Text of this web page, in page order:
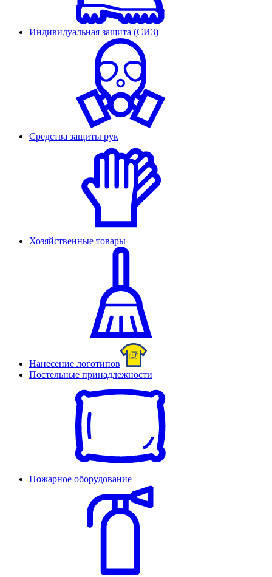
Индивидуальная защита (СИЗ)
Средства защиты рук
Хозяйственные товары
Нанесение логотипов
Постельные принадлежности
Пожарное оборудование